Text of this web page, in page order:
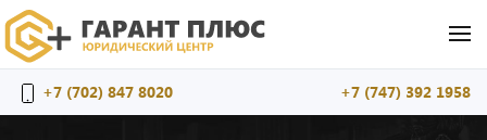
+7 (702) 847 8020 +7 (747) 392 1958